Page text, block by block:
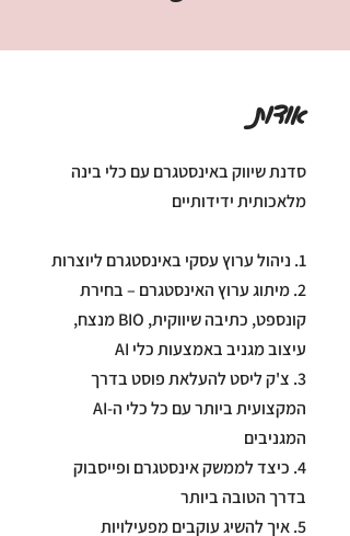
אודות
סדנת שיווק באינסטגרם עם כלי בינה
2. מיתוג ערוץ האינסטגרם – בחירת
קונספט, כתיבה שיווקית, BIO מנצח,
3. צ'ק ליסט להעלאת פוסט בדרך
המקצועית ביותר עם כל כלי ה-AI
4. כיצד לממשק אינסטגרם ופייסבוק
5. איך להשיג עוקבים מפעילויות